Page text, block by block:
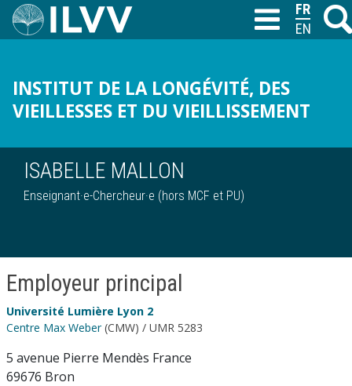
Aller
au
M
INSTITUT DE LA LONGÉVITÉ, DES
VIEILLESSES ET DU VIEILLISSEMENT
T
ISABELLE MALLON
Enseignant·e-Chercheur·e (hors MCF et PU)
Employeur principal
Université Lumière Lyon 2
Centre Max Weber(CMW) / UMR 5283
5 avenue Pierre Mendès France
69676 Bron
ENGLISH